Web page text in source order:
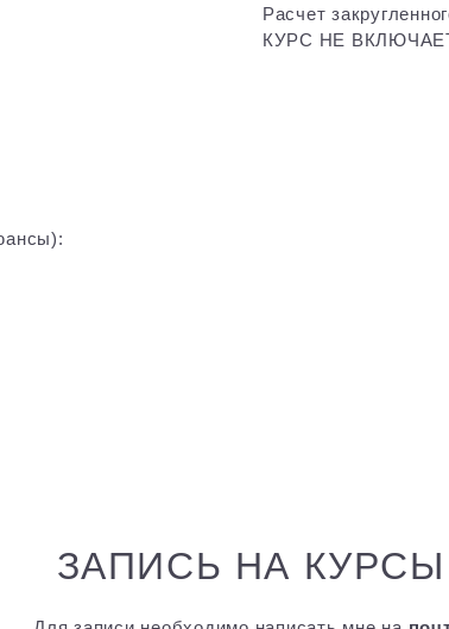
Расчет
КУРС НЕ
ЗАПИСЬ НА КУРСЫ